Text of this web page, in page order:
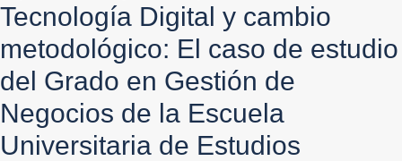
Tecnología Digital y cambio
metodológico: El caso de estudio
del Grado en Gestión de
Negocios de la Escuela
Universitaria de Estudios